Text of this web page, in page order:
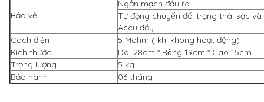
Bảo vệ
Ngắn mạch đầu ra
Tự động chuyển đổi trạng thái sạc
Accu đầy
Cách điện
5 Mohm ( khi không hoạt động)
Kích thước
Dài 28cm * Rộng 19cm * Cao 15cm
Trọng lượng
5 kg
Bảo hành
06 tháng